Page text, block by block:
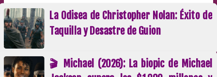
La Odisea de Christopher Nolan: Éxito de
Taquilla y Desastre de Guion
🎬 Michael (2026): La biopic de Michael